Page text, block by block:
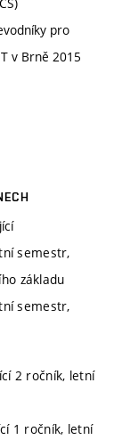
pro
v Brně 2015
semestr,
základu
semestr,
2 ročník, letní
1 ročník, letní